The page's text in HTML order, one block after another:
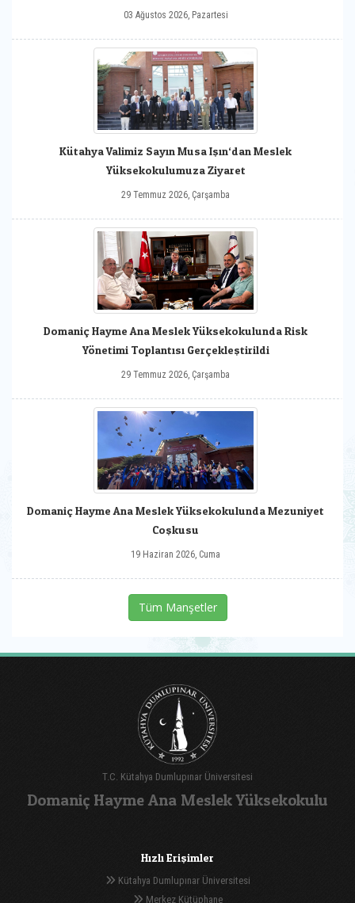
03 Ağustos 2026, Pazartesi
Kütahya Valimiz Sayın Musa Işın‘dan Meslek
Yüksekokulumuza Ziyaret
29 Temmuz 2026, Çarşamba
Domaniç Hayme Ana Meslek Yüksekokulunda Risk
Yönetimi Toplantısı Gerçekleştirildi
29 Temmuz 2026, Çarşamba
Domaniç Hayme Ana Meslek Yüksekokulunda Mezuniyet
Coşkusu
19 Haziran 2026, Cuma
Tüm Manşetler
T.C. Kütahya Dumlupınar Üniversitesi
Domaniç Hayme Ana Meslek Yüksekokulu
Hızlı Erişimler
Kütahya Dumlupınar Üniversitesi
Merkez Kütüphane